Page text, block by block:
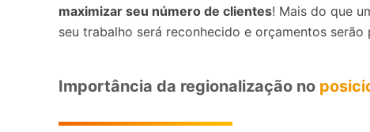
maximizar seu número de clientes! Mais do que
seu trabalho será reconhecido e orçamentos serão
Importância da regionalização no